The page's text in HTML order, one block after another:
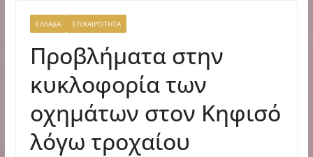
ΕΛΛΑΔΑ ΕΠΙΚΑΙΡΟΤΗΤΑ
Προβλήματα στην
κυκλοφορία των
οχημάτων στον Κηφισό
λόγω τροχαίου